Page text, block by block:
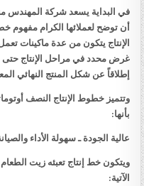
في البداية يسعد شركة المهندس
أن توضح لعملائها الكرام مفهوم
الإنتاج يتكون من عدة ماكينات
غرض محدد في مراحل الإنتاج حتى
إطلاقاً عن شكل المنتج النهائي
وتتميز خطوط الإنتاج النصف
بأنها:
عالية الجودة ـ سهولة الأداء
ويتكون خط إنتاج تعبئه زيت
الآتية: